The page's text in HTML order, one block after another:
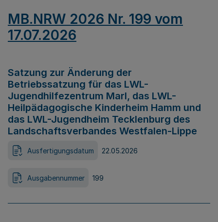
MB.NRW 2026 Nr. 199 vom
17.07.2026
Satzung zur Änderung der
Betriebssatzung für das LWL-
Jugendhilfezentrum Marl, das LWL-
Heilpädagogische Kinderheim Hamm und
das LWL-Jugendheim Tecklenburg des
Landschaftsverbandes Westfalen-Lippe
Ausfertigungsdatum 22.05.2026
Ausgabennummer 199